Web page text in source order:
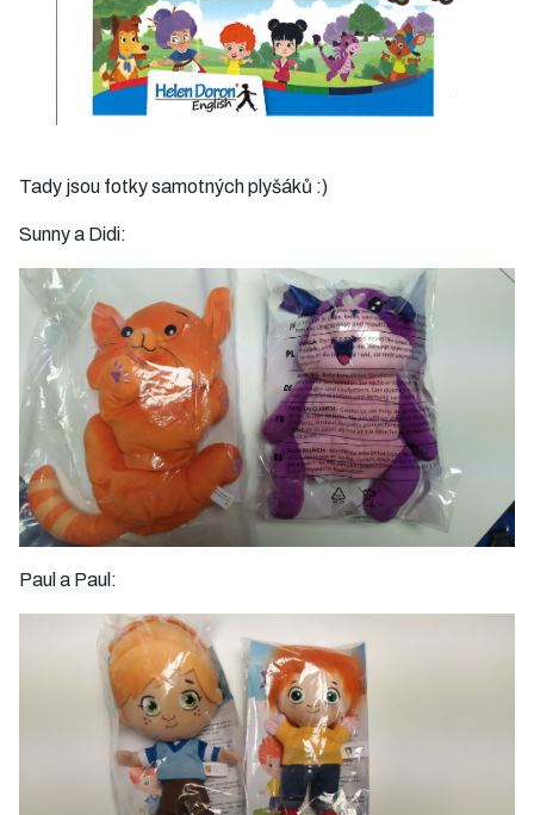
Tady jsou fotky samotných plyšáků :)
Sunny a Didi:
Paul a Paul: